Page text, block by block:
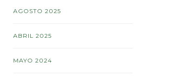
AGOSTO 2025
ABRIL 2025
MAYO 2024